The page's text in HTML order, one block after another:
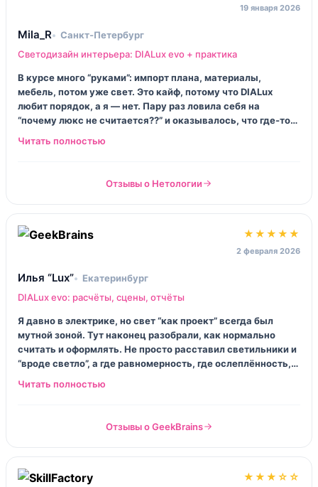
19 января 2026
Mila_R
Санкт‑Петербург
Светодизайн интерьера: DIALux evo + практика
В курсе много “руками”: импорт плана, материалы,
мебель, потом уже свет. Это кайф, потому что DIALux
любит порядок, а я — нет. Пару раз ловила себя на
“почему люкс не считается??” и оказывалось, что где‑то
накосячила с плоскостью расчёта. Минус: темп местами
Отзывы о Нетологии
★★★★★
2 февраля 2026
Илья “Lux”
Екатеринбург
DIALux evo: расчёты, сцены, отчёты
Я давно в электрике, но свет “как проект” всегда был
мутной зоной. Тут наконец разобрали, как нормально
считать и оформлять. Не просто расставил светильники и
“вроде светло”, а где равномерность, где ослеплённость,
где таблички в отчёте. Самое полезное — привычка
Отзывы о GeekBrains
★★★☆☆